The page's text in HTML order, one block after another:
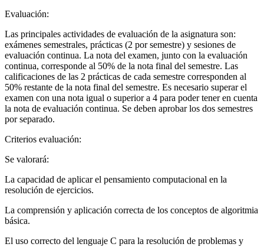
Evaluación:
Las principales actividades de evaluación de la asignatura son:
exámenes semestrales, prácticas (2 por semestre) y sesiones de
evaluación continua. La nota del examen, junto con la evaluación
continua, corresponde al 50% de la nota final del semestre. Las
calificaciones de las 2 prácticas de cada semestre corresponden al
50% restante de la nota final del semestre. Es necesario superar el
examen con una nota igual o superior a 4 para poder tener en cuenta
la nota de evaluación continua. Se deben aprobar los dos semestres
por separado.
Criterios evaluación:
Se valorará:
La capacidad de aplicar el pensamiento computacional en la
resolución de ejercicios.
La comprensión y aplicación correcta de los conceptos de algoritmia
básica.
El uso correcto del lenguaje C para la resolución de problemas y